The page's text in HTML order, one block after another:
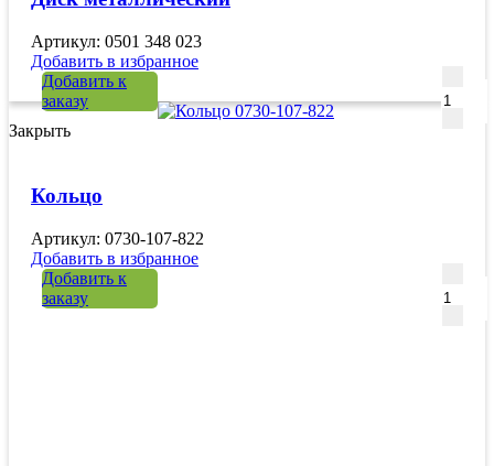
Артикул: 0501 348 023
Добавить в избранное
Добавить к
заказу
Закрыть
Кольцо
Артикул: 0730-107-822
Добавить в избранное
Добавить к
заказу